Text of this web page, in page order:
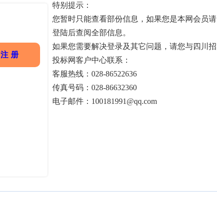
注册
特别提示：
您暂时只能查看部份信息，如果您是本网会员请
登陆后查阅全部信息。
如果您需要解决登录及其它问题，请您与四川招
投标网客户中心联系：
客服热线：028-86522636
传真号码：028-86632360
电子邮件：100181991@qq.com